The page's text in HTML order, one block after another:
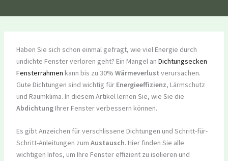
Haben Sie sich schon einmal gefragt, wie viel Energie durch
undichte Fenster verloren geht? Ein Mangel an Dichtungsecken
Fensterrahmen kann bis zu 30% Wärmeverlust verursachen.
Gute Dichtungen sind wichtig für Energieeffizienz, Lärmschutz
und Raumklima. In diesem Artikel lernen Sie, wie Sie die
AbdichtungIhrer Fenster verbessern können.
Es gibt Anzeichen für verschlissene Dichtungen und Schritt-für-
Schritt-Anleitungen zum Austausch. Hier finden Sie alle
wichtigen Infos, um Ihre Fenster effizient zu isolieren und